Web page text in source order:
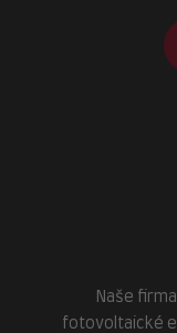
Naše
fotovoltaické